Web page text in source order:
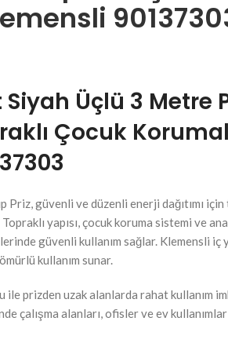
Üçlü 3 Metre
Çocuk
güvenli ve düzenli enerji dağıtımı için
yapısı, çocuk koruma sistemi ve
güvenli kullanım sağlar. Klemensli iç
kullanım sunar.
prizden uzak alanlarda rahat kullanım
çalışma alanları, ofisler ve ev